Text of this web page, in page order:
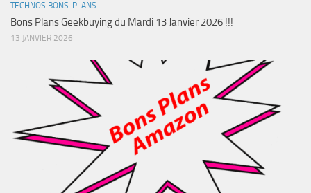
TECHNOS BONS-PLANS
Bons Plans Geekbuying du Mardi 13 Janvier 2026 !!!
13 JANVIER 2026